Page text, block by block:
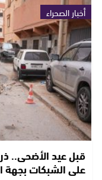
أخبار الصحراء
قبل عيد الأضحى..
على الشبكات بجهة